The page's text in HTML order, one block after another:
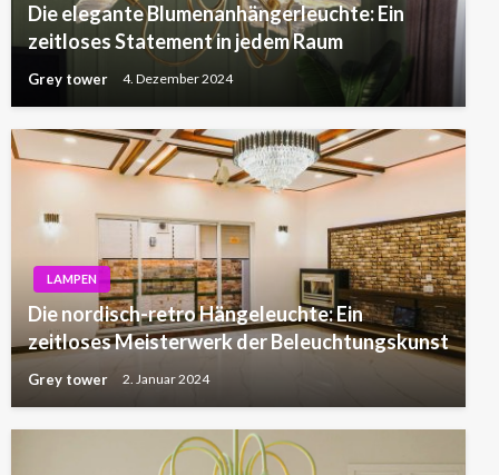
Die elegante Blumenanhängerleuchte: Ein
zeitloses Statement in jedem Raum
Grey tower 4. Dezember 2024
LAMPEN
Die nordisch-retro Hängeleuchte: Ein
zeitloses Meisterwerk der Beleuchtungskunst
Grey tower 2. Januar 2024